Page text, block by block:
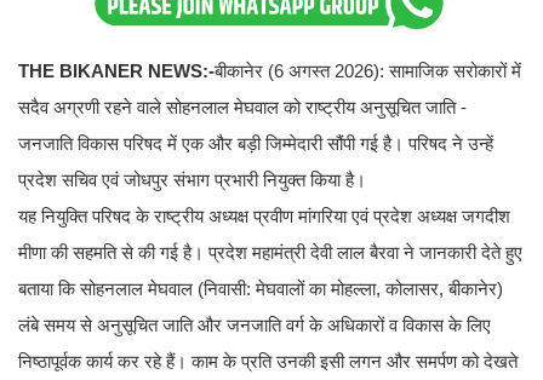
THE BIKANER NEWS:-बीकानेर (6 अगस्त 2026): सामाजिक सरोकारों में
सदैव अग्रणी रहने वाले सोहनलाल मेघवाल को राष्ट्रीय अनुसूचित जाति -
जनजाति विकास परिषद में एक और बड़ी जिम्मेदारी सौंपी गई है। परिषद ने उन्हें
प्रदेश सचिव एवं जोधपुर संभाग प्रभारी नियुक्त किया है।
यह नियुक्ति परिषद के राष्ट्रीय अध्यक्ष प्रवीण मांगरिया एवं प्रदेश अध्यक्ष जगदीश
मीणा की सहमति से की गई है। प्रदेश महामंत्री देवी लाल बैरवा ने जानकारी देते हुए
बताया कि सोहनलाल मेघवाल (निवासी: मेघवालों का मोहल्ला, कोलासर, बीकानेर)
लंबे समय से अनुसूचित जाति और जनजाति वर्ग के अधिकारों व विकास के लिए
निष्ठापूर्वक कार्य कर रहे हैं। काम के प्रति उनकी इसी लगन और समर्पण को देखते